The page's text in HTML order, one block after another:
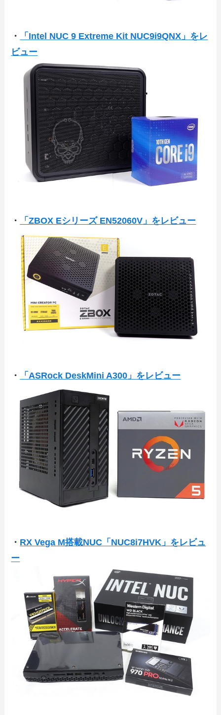
・
「Intel NUC 9 Extreme Kit NUC9i9QNX」をレ
ビュー
・ 「ZBOX Eシリーズ EN52060V」をレビュー
・ 「ASRock DeskMini A300」をレビュー
・ RX Vega M搭載NUC「NUC8i7HVK」をレビュ
ー